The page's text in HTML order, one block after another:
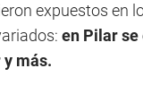
expuestos en
en Pilar se
más.